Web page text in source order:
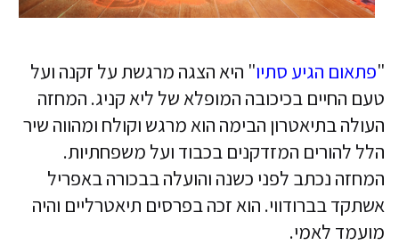
"פתאום הגיע סתיו" היא הצגה מרגשת על זקנה ועל
טעם החיים בכיכובה המופלא של ליא קניג. המחזה
העולה בתיאטרון הבימה הוא מרגש וקולח ומהווה שיר
הלל להורים המזדקנים בכבוד ועל משפחתיות.
המחזה נכתב לפני כשנה והועלה בבכורה באפריל
אשתקד בברודווי. הוא זכה בפרסים תיאטרליים והיה
מועמד לאמי.